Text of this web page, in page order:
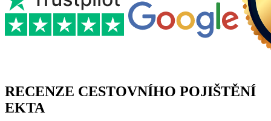
RECENZE CESTOVNÍHO POJIŠTĚNÍ
EKTA